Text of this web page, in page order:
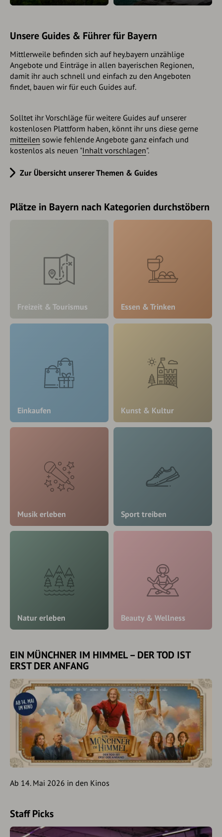
Unsere Guides & Führer für Bayern
Mittlerweile befinden sich auf hey.bayern unzählige
Angebote und Einträge in allen bayerischen Regionen,
damit ihr auch schnell und einfach zu den Angeboten
findet, bauen wir für euch Guides auf.
Solltet ihr Vorschläge für weitere Guides auf unserer
kostenlosen Plattform haben, könnt ihr uns diese gerne
mitteilen sowie fehlende Angebote ganz einfach und
kostenlos als neuen "Inhalt vorschlagen".
Zur Übersicht unserer Themen & Guides
Plätze in Bayern nach Kategorien durchstöbern
Freizeit & Tourismus Essen & Trinken
Einkaufen Kunst & Kultur
Musik erleben Sport treiben
Natur erleben Beauty & Wellness
EIN MÜNCHNER IM HIMMEL – DER TOD IST
ERST DER ANFANG
Ab 14. Mai 2026 in den Kinos
Staff Picks